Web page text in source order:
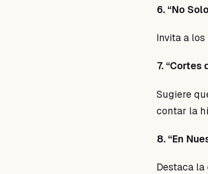
6. “No
Invita a
7. “Cortes
Sugiere
contar la
8. “En
Destaca